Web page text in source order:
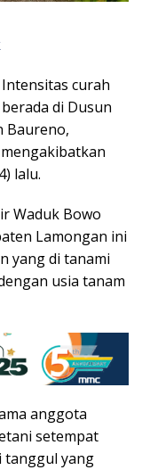
curah
di Dusun
Baureno,
lalu.
Waduk Bowo
Lamongan ini
yang di tanami
usia tanam
anggota
setempat
tanggul yang